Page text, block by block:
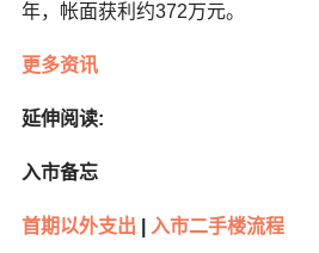
年，帐面获利约372万元。
更多资讯
延伸阅读:
入市备忘
首期以外支出 入市二手楼流程